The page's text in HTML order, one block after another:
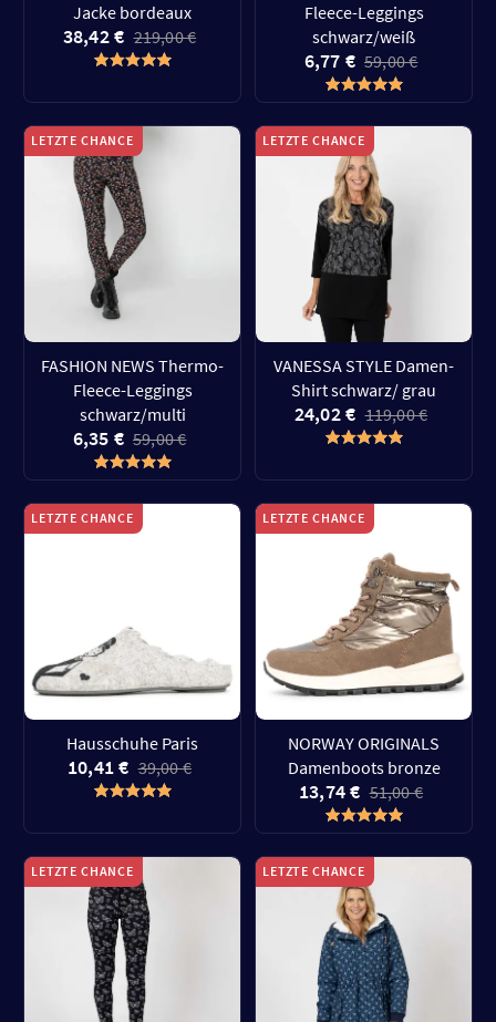
Jacke bordeaux
38,42 € 219,00 €
Fleece-Leggings
schwarz/weiß
6,77 € 59,00 €
LETZTE CHANCE
FASHION NEWS Thermo-
Fleece-Leggings
schwarz/multi
6,35 € 59,00 €
LETZTE CHANCE
VANESSA STYLE Damen-
Shirt schwarz/ grau
24,02 € 119,00 €
LETZTE CHANCE
Hausschuhe Paris
10,41 € 39,00 €
LETZTE CHANCE
NORWAY ORIGINALS
Damenboots bronze
13,74 € 51,00 €
LETZTE CHANCE LETZTE CHANCE